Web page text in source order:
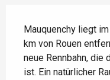
Mauquenchy liegt
km von Rouen
neue Rennbahn, die
ist. Ein natürlicher